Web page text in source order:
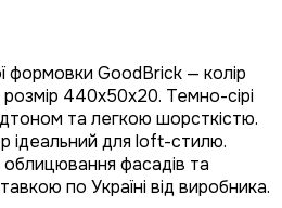
формовки GoodBrick — колір
440x50x20. Темно-сірі
та легкою шорсткістю.
ідеальний для loft-стилю.
облицювання фасадів та
по Україні від виробника.